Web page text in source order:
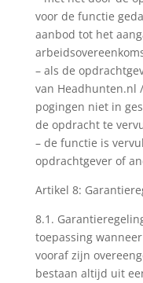
voor de functie
aanbod tot het
– als de
van Headhunten.nl
pogingen niet in
de opdracht te
– de functie is
opdrachtgever of
Artikel 8:
8.1.
toepassing
vooraf zijn
bestaan altijd uit